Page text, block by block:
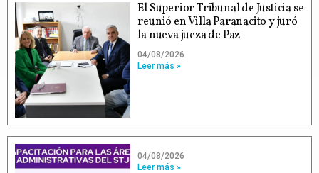
El Superior Tribunal de Justicia se
reunió en Villa Paranacito y juró
la nueva jueza de Paz
04/08/2026
Leer más »
04/08/2026
Leer más »